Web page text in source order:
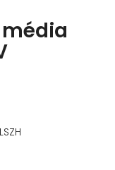
média